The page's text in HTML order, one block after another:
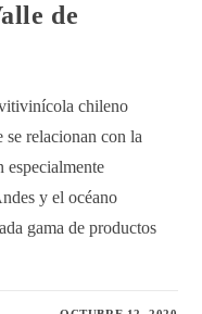
de
chileno
se relacionan con la
especialmente
y el océano
gama de productos